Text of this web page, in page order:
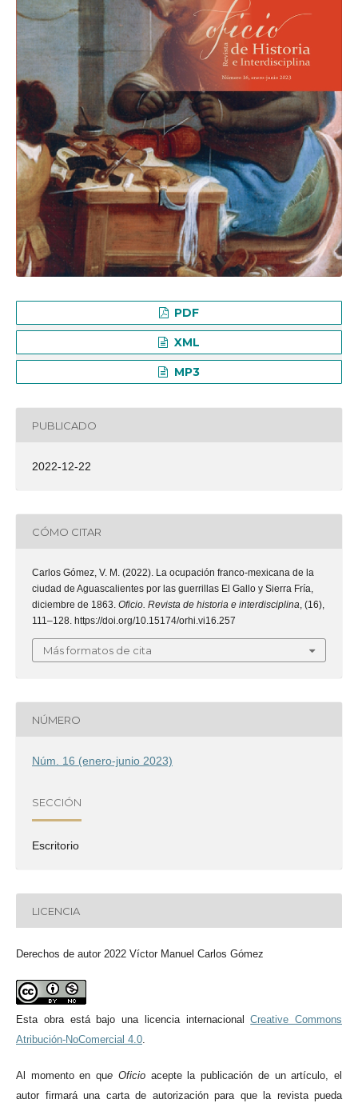
PDF
XML
MP3
PUBLICADO
2022-12-22
CÓMO CITAR
Carlos Gómez, V. M. (2022). La ocupación franco-mexicana de la
ciudad de Aguascalientes por las guerrillas El Gallo y Sierra Fría,
diciembre de 1863. Oficio. Revista de historia e interdisciplina, (16),
111–128. https://doi.org/10.15174/orhi.vi16.257
Más formatos de cita
NÚMERO
Núm. 16 (enero-junio 2023)
SECCIÓN
Escritorio
LICENCIA
Derechos de autor 2022 Víctor Manuel Carlos Gómez
Esta obra está bajo una licencia internacionalCreative Commons
Atribución-NoComercial 4.0.
Al momento en que Oficioacepte la publicación de un artículo, el
autor firmará una carta de autorización para que la revista pueda